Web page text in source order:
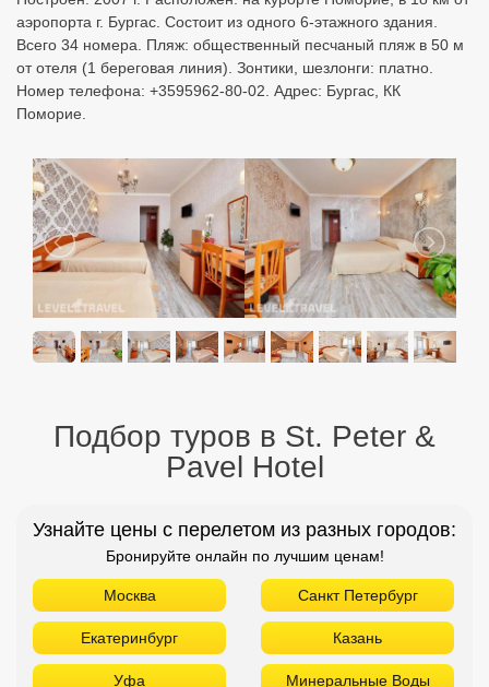
аэропорта г. Бургас. Состоит из одного 6-этажного здания.
Всего 34 номера. Пляж: общественный песчаный пляж в 50 м
от отеля (1 береговая линия). Зонтики, шезлонги: платно.
Номер телефона: +3595962-80-02. Адрес: Бургас, КК
Поморие.
Подбор туров в St. Peter &
Pavel Hotel
Узнайте цены с перелетом из разных городов:
Бронируйте онлайн по лучшим ценам!
Москва Санкт Петербург
Екатеринбург Казань
Уфа Минеральные Воды